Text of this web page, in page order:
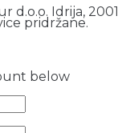
d.o.o. Idrija,
pridržane.
below